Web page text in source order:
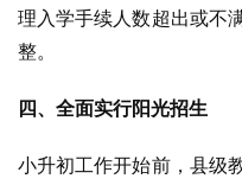
理入学手续人数超出或不
整。
四、全面实行阳光招生
小升初工作开始前，县级